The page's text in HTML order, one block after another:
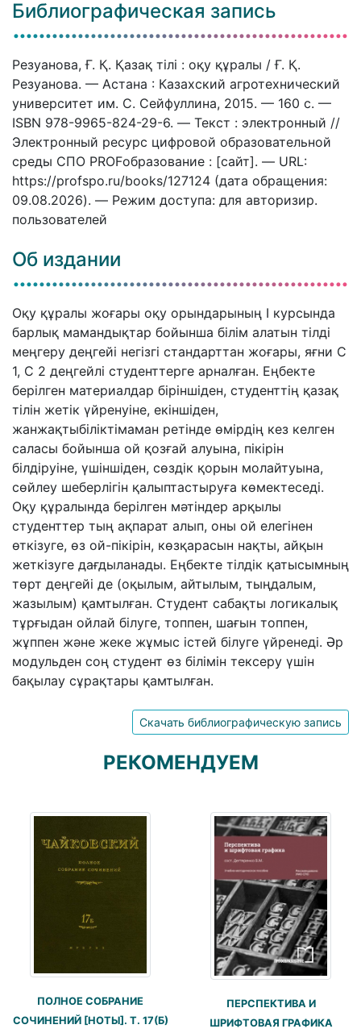
Библиографическая запись
Резуанова, Ғ. Қ. Қазақ тілі : оқу құралы / Ғ. Қ.
Резуанова. — Астана : Казахский агротехнический
университет им. С. Сейфуллина, 2015. — 160 c. —
ISBN 978-9965-824-29-6. — Текст : электронный //
Электронный ресурс цифровой образовательной
среды СПО PROFобразование : [сайт]. — URL:
https://profspo.ru/books/127124 (дата обращения:
09.08.2026). — Режим доступа: для авторизир.
пользователей
Об издании
Оқу құралы жоғары оқу орындарының І курсында
барлық мамандықтар бойынша білім алатын тілді
меңгеру деңгейі негізгі стандарттан жоғары, яғни С
1, С 2 деңгейлі студенттерге арналған. Еңбекте
берілген материалдар біріншіден, студенттің қазақ
тілін жетік үйренуіне, екіншіден,
жанжақтыбіліктімаман ретінде өмірдің кез келген
саласы бойынша ой қозғай алуына, пікірін
білдіруіне, үшіншіден, сөздік қорын молайтуына,
сөйлеу шеберлігін қалыптастыруға көмектеседі.
Оқу құралында берілген мәтіндер арқылы
студенттер тың ақпарат алып, оны ой елегінен
өткізуге, өз ой-пікірін, көзқарасын нақты, айқын
жеткізуге дағдыланады. Еңбекте тілдік қатысымның
төрт деңгейі де (оқылым, айтылым, тыңдалым,
жазылым) қамтылған. Студент сабақты логикалық
тұрғыдан ойлай білуге, топпен, шағын топпен,
жұппен және жеке жұмыс істей білуге үйренеді. Әр
модульден соң студент өз білімін тексеру үшін
бақылау сұрақтары қамтылған.
Скачать библиографическую запись
РЕКОМЕНДУЕМ
ПОЛНОЕ СОБРАНИЕ
СОЧИНЕНИЙ [НОТЫ]. Т. 17(Б)
ПЕРСПЕКТИВА И
ШРИФТОВАЯ ГРАФИКА